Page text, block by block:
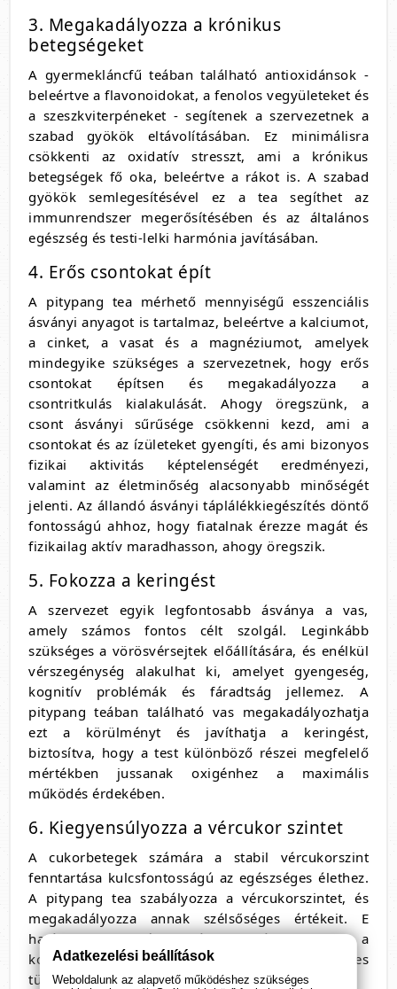
3. Megakadályozza a krónikus
betegségeket
A gyermekláncfű teában található antioxidánsok -
beleértve a flavonoidokat, a fenolos vegyületeket és
a szeszkviterpéneket - segítenek a szervezetnek a
szabad gyökök eltávolításában. Ez minimálisra
csökkenti az oxidatív stresszt, ami a krónikus
betegségek fő oka, beleértve a rákot is. A szabad
gyökök semlegesítésével ez a tea segíthet az
immunrendszer megerősítésében és az általános
egészség és testi-lelki harmónia javításában.
4. Erős csontokat épít
A pitypang tea mérhető mennyiségű esszenciális
ásványi anyagot is tartalmaz, beleértve a kalciumot,
a cinket, a vasat és a magnéziumot, amelyek
mindegyike szükséges a szervezetnek, hogy erős
csontokat építsen és megakadályozza a
csontritkulás kialakulását. Ahogy öregszünk, a
csont ásványi sűrűsége csökkenni kezd, ami a
csontokat és az ízületeket gyengíti, és ami bizonyos
fizikai aktivitás képtelenségét eredményezi,
valamint az életminőség alacsonyabb minőségét
jelenti. Az állandó ásványi táplálékkiegészítés döntő
fontosságú ahhoz, hogy fiatalnak érezze magát és
fizikailag aktív maradhasson, ahogy öregszik.
5. Fokozza a keringést
A szervezet egyik legfontosabb ásványa a vas,
amely számos fontos célt szolgál. Leginkább
szükséges a vörösvérsejtek előállítására, és enélkül
vérszegénység alakulhat ki, amelyet gyengeség,
kognitív problémák és fáradtság jellemez. A
pitypang teában található vas megakadályozhatja
ezt a körülményt és javíthatja a keringést,
biztosítva, hogy a test különböző részei megfelelő
mértékben jussanak oxigénhez a maximális
működés érdekében.
6. Kiegyensúlyozza a vércukor szintet
A cukorbetegek számára a stabil vércukorszint
fenntartása kulcsfontosságú az egészséges élethez.
A pitypang tea szabályozza a vércukorszintet, és
megakadályozza annak szélsőséges értékeit. E
hatásra vonatkozó kutatások korlátozottak, de a
korai eredmények nagyon biztatóak a diabéteszes
tünetek kezelésére.
Adatkezelési beállítások
Weboldalunk az alapvető működéshez szükséges